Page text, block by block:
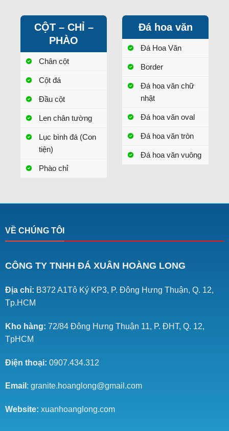
CỘT – CHỈ –
PHÀO
Chân cột
Cột đá
Đầu cột
Len chân tường
Lục bình đá (Con
tiện)
Phào chỉ
Đá hoa văn
Đá Hoa Văn
Border
Đá hoa văn chữ
nhật
Đá hoa văn oval
Đá hoa văn tròn
Đá hoa văn vuông
VỀ CHÚNG TÔI
CÔNG TY TNHH ĐÁ XUÂN HOÀNG LONG
Địa chỉ: B372 A1Tô Ký KP3, P. Đông Hưng Thuận, Q. 12,
Tp.HCM
Kho hàng: 72/84 Đông Hưng Thuận 11, P. ĐHT, Q. 12,
TpHCM
Điện thoại: 0907.434.312
Email : granite.hoanglong@gmail.com
Website: xuanhoanglong.com